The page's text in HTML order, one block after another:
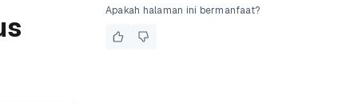
Apakah halaman ini bermanfaat?